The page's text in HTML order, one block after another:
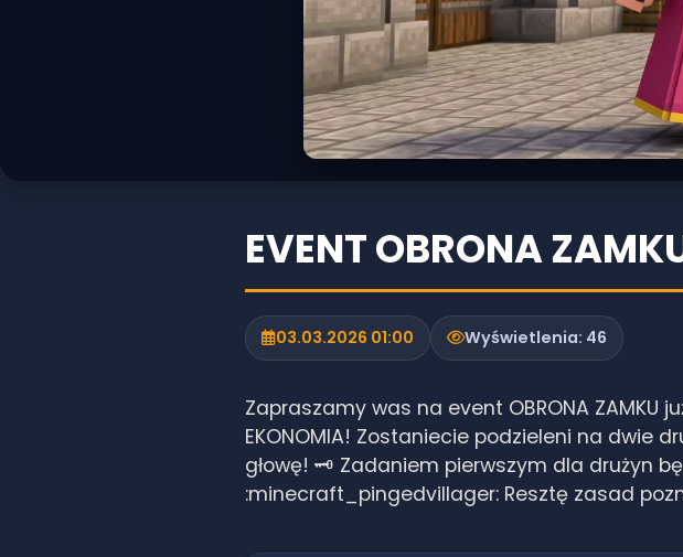
EVENT OBRONA
03.03.2026 01:00 Wyświetlenia: 46
Zapraszamy was na event OBRONA ZAMKU
EKONOMIA! Zostaniecie podzieleni na dwie
głowę! 🗝️ Zadaniem pierwszym dla drużyn
:minecraft_pingedvillager: Resztę zasad